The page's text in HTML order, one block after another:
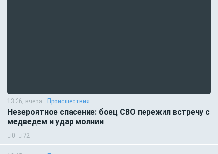
13:36, вчера Происшествия
Невероятное спасение: боец СВО пережил встречу с
медведем и удар молнии
0 72